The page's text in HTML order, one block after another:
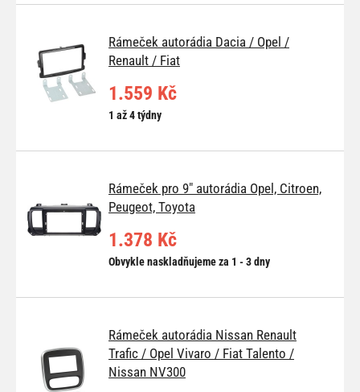
Rámeček autorádia Dacia / Opel /
Renault / Fiat
1.559 Kč
1 až 4 týdny
Rámeček pro 9" autorádia Opel, Citroen,
Peugeot, Toyota
1.378 Kč
Obvykle naskladňujeme za 1 - 3 dny
Rámeček autorádia Nissan Renault
Trafic / Opel Vivaro / Fiat Talento /
Nissan NV300